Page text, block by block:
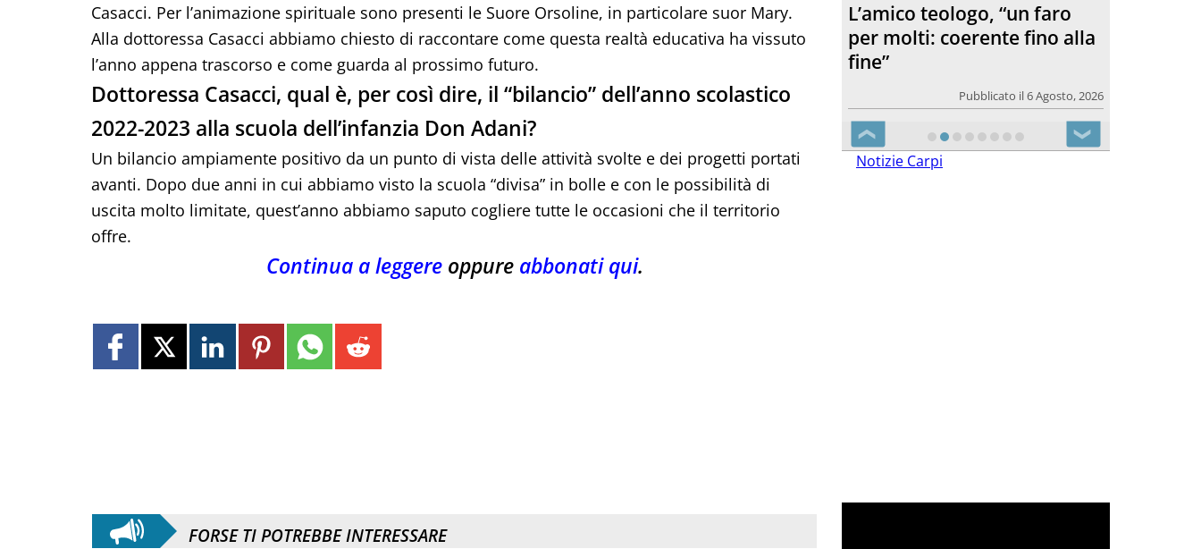
Casacci. Per l’animazione spirituale sono presenti le Suore Orsoline, in particolare suor Mary.
Alla dottoressa Casacci abbiamo chiesto di raccontare come questa realtà educativa ha vissuto
l’anno appena trascorso e come guarda al prossimo futuro.
Dottoressa Casacci, qual è, per così dire, il “bilancio” dell’anno scolastico
2022-2023 alla scuola dell’infanzia Don Adani?
Un bilancio ampiamente positivo da un punto di vista delle attività svolte e dei progetti portati
avanti. Dopo due anni in cui abbiamo visto la scuola “divisa” in bolle e con le possibilità di
uscita molto limitate, quest’anno abbiamo saputo cogliere tutte le occasioni che il territorio
offre.
Continua a leggereoppure abbonati qui.
FORSE TI POTREBBE INTERESSARE
Chiesa. Un abbraccio verso il
futuro, la grande festa del
Papa e dei giovani ad Assisi
Pubblicato il 6 Agosto, 2026
❮ ❯
Notizie Carpi